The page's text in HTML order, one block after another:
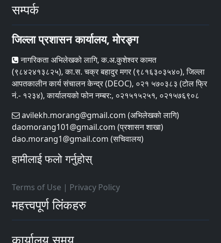
सम्पर्क
जिल्ला प्रशासन कार्यालय, मोरङ्ग
नागरिकता अभिलेखको लागि, क.अ.कुशेश्वर कामत
(९८४२४१३८२५), का.स. चक्र बहादुर मगर (९८१६३०३५४०), जिल्ला
आपतकालीन कार्य संचालन केन्द्र (DEOC), ०२१ ५७०३८३ (टोल फ्रि
नं.- १२३४), कार्यालयको फोन नम्बर:, ०२१५१५२५१, ०२१५७६९०८
avilekh.morang@gmail.com (अभिलेखको लागि)
daomorang101@gmail.com (प्रशासन शाखा)
dao.morang1@gmail.com (सचिवालय)
हामीलाई फलो गर्नुहोस्
Terms of Use | Privacy Policy
महत्त्वपूर्ण लिंकहरु
कार्यालय समय